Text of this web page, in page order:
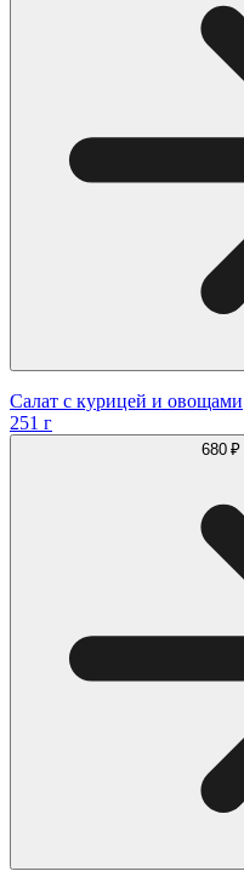
Салат с курицей и овощами
251 г
680 ₽